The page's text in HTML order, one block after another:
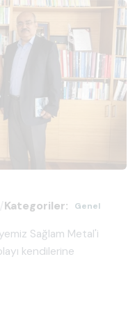
Kategoriler: Genel
Sağlam Metal'i
kendilerine